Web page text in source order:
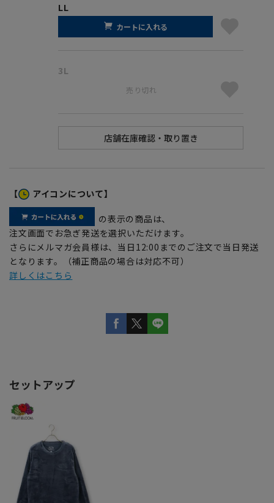
LL
カートに入れる
3L
売り切れ
【 アイコンについて】
の表示の商品は、
注文画面でお急ぎ発送を選択いただけます。
さらにメルマガ会員様は、当日12:00までのご注文で当日発送
となります。（補正商品の場合は対応不可）
詳しくはこちら